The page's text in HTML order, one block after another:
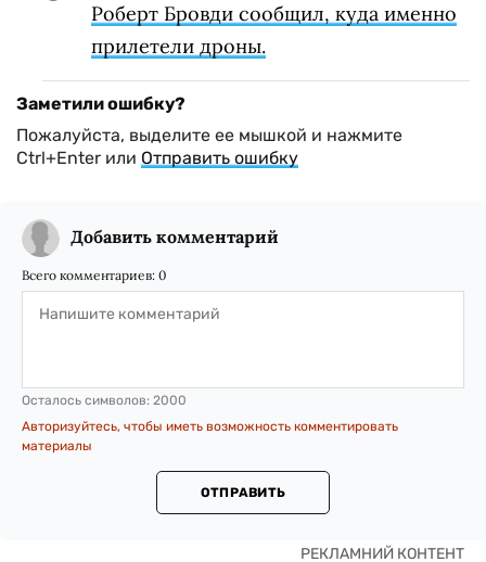
Роберт Бровди сообщил, куда именно
прилетели дроны.
Заметили ошибку?
Пожалуйста, выделите ее мышкой и нажмите
Ctrl+Enter или Отправить ошибку
Добавить комментарий
Всего комментариев: 0
Осталось символов: 2000
Авторизуйтесь, чтобы иметь возможность комментировать
материалы
ОТПРАВИТЬ